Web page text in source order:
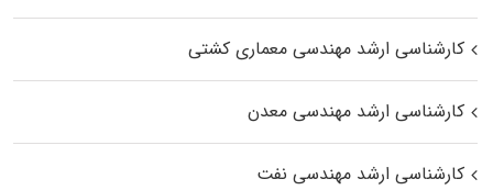
کارشناسی ارشد مهندسی معماری کشتی
کارشناسی ارشد مهندسی معدن
کارشناسی ارشد مهندسی نفت